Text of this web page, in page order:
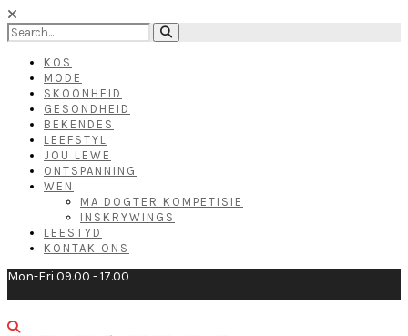
KOS
MODE
SKOONHEID
GESONDHEID
BEKENDES
LEEFSTYL
JOU LEWE
ONTSPANNING
WEN
MA DOGTER KOMPETISIE
INSKRYWINGS
LEESTYD
KONTAK ONS
Mon-Fri 09.00 - 17.00